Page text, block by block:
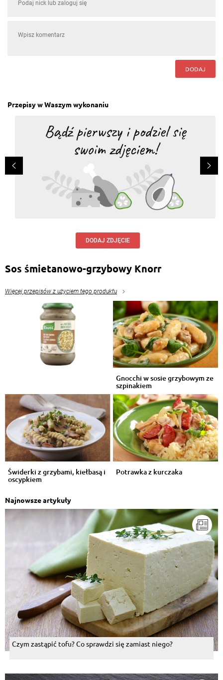
DODAJ
Przepisy w Waszym wykonaniu
DODAJ ZDJĘCIE
Sos śmietanowo-grzybowy Knorr
Więcej przepisów z użyciem tego produktu
Gnocchi w sosie grzybowym ze
szpinakiem
Świderki z grzybami, kiełbasą i
oscypkiem
Potrawka z kurczaka
Najnowsze artykuły
Czym zastąpić tofu? Co sprawdzi się zamiast niego?